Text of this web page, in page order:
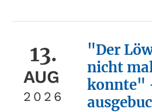
13.
AUG
2026
"Der
nicht
konnte"